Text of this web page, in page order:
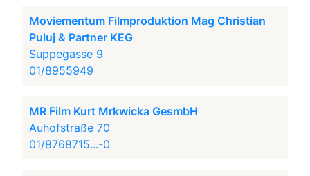
Moviementum Filmproduktion Mag Christian
Puluj & Partner KEG
Suppegasse 9
01/8955949
MR Film Kurt Mrkwicka GesmbH
Auhofstraße 70
01/8768715...-0